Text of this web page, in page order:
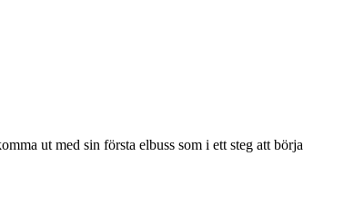
ut med sin första elbuss som i ett steg att börja